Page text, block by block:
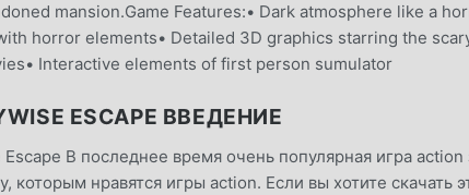
mansion.Game Features:• Dark atmosphere like a
horror elements• Detailed 3D graphics starring the
Interactive elements of first person sumulator
ESCAPE ВВЕДЕНИЕ
В последнее время очень популярная игра
которым нравятся игры action. Если вы хотите скачать